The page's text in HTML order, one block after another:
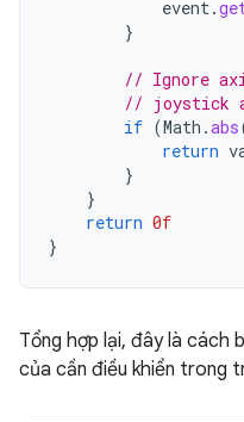
event.
}
// Ignore
// joystick
if (Math .abs
return
}
}
return 0f
}
Tổng hợp lại, đây là cách
của cần điều khiển trong